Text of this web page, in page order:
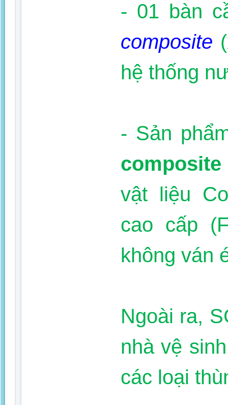
- 01 bàn
composite
hệ thống
- Sản
composite
vật liệu
cao cấp
không ván
Ngoài ra,
nhà vệ
các loại